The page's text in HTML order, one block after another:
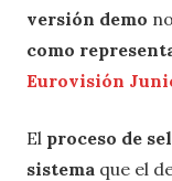
versión demo
como
Eurovisión
El proceso de
sistema que el